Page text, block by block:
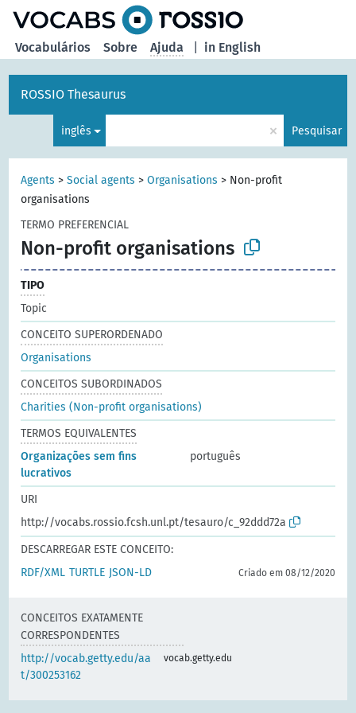
in English
Vocabulários Sobre Ajuda
ROSSIO Thesaurus
inglês × Pesquisar
Agents >Social agents >Organisations > Non-profit
organisations
TERMO PREFERENCIAL
Non-profit organisations
TIPO
Topic
CONCEITO SUPERORDENADO
Organisations
CONCEITOS SUBORDINADOS
Charities (Non-profit organisations)
TERMOS EQUIVALENTES
Organizações sem fins
lucrativos
português
URI
http://vocabs.rossio.fcsh.unl.pt/tesauro/c_92ddd72a
DESCARREGAR ESTE CONCEITO:
RDF/XML TURTLE JSON-LD Criado em 08/12/2020
CONCEITOS EXATAMENTE
CORRESPONDENTES
http://vocab.getty.edu/aa
t/300253162
vocab.getty.edu